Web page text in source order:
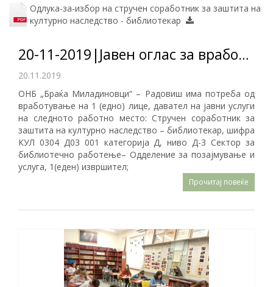
Одлука-за-избор на стручен соработник за заштита на
културно наследство - библиотекар
20-11-2019|Јавен оглас за вработување на 1 (едно) лице на неопределено време
20.11.2019
ОНБ „Браќа Миладиновци“ – Радовиш има потреба од
вработување на 1 (едно) лице, давател на јавни услуги
на следното работно место: Стручен соработник за
заштита на културно наследство – библиотекар, шифра
КУЛ 0304 Д03 001 категорија Д, ниво Д-3 Сектор за
библиотечно работење– Одделение за позајмување и
услуга, 1(еден) извршител;
Прочитај повеќе